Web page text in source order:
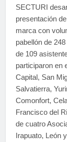
SECTURI
presentación
marca con
pabellón de
de 109
participaron en
Capital, San
Salvatierra,
Comonfort,
Francisco del
de cuatro
Irapuato, León